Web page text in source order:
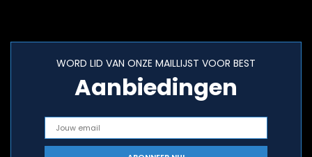
WORD LID VAN ONZE MAILLIJST VOOR BEST
Aanbiedingen